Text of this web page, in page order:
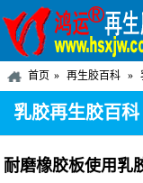
首页 再生胶百科
乳胶再生胶百科
耐磨橡胶板使用乳